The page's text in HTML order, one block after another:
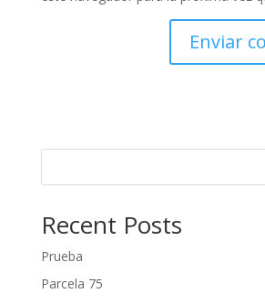
Recent Posts
Prueba
Parcela 75